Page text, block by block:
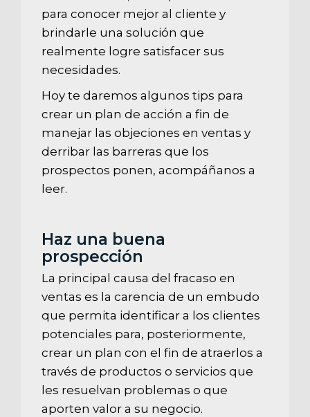
para conocer mejor al cliente y
brindarle una solución que
realmente logre satisfacer sus
necesidades.
Hoy te daremos algunos tips para
crear un plan de acción a fin de
manejar las objeciones en ventas y
derribar las barreras que los
prospectos ponen, acompáñanos a
leer.
Haz una buena
prospección
La principal causa del fracaso en
ventas es la carencia de un embudo
que permita identificar a los clientes
potenciales para, posteriormente,
crear un plan con el fin de atraerlos a
través de productos o servicios que
les resuelvan problemas o que
aporten valor a su negocio.